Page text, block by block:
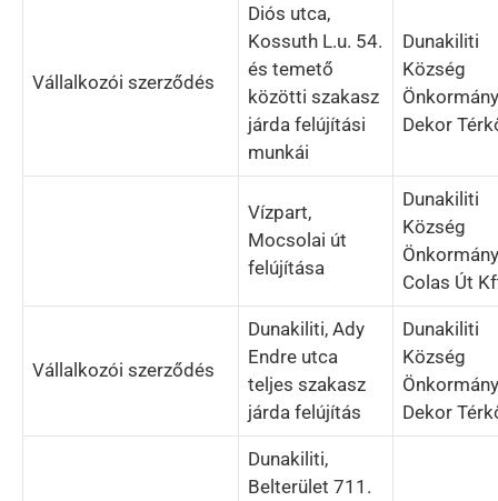
Vállalkozói szerződés
Diós utca,
Kossuth L.u. 54.
és temető
közötti szakasz
járda felújítási
munkái
Dunakiliti
Község
Dekor
Vízpart,
Mocsolai út
felújítása
Dunakiliti
Község
Colas Út
Vállalkozói szerződés
Dunakiliti, Ady
Endre utca
teljes szakasz
járda felújítás
Dunakiliti
Község
Dekor
Dunakiliti,
Belterület 711.